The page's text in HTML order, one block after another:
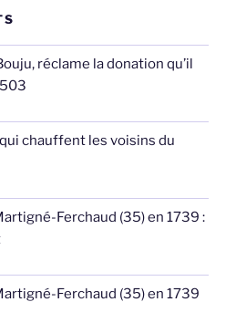
réclame la donation qu’il
chauffent les voisins du
Ferchaud (35) en 1739 :
Ferchaud (35) en 1739